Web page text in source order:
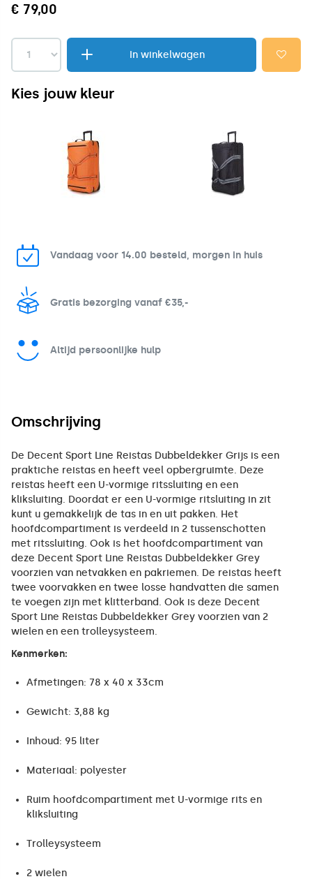
€ 79,00
In winkelwagen
Kies jouw kleur
Vandaag voor 14.00 besteld, morgen in huis
Gratis bezorging vanaf €35,-
Altijd persoonlijke hulp
Omschrijving
De Decent Sport Line Reistas Dubbeldekker Grijs is een
praktiche reistas en heeft veel opbergruimte. Deze
reistas heeft een U-vormige ritssluiting en een
kliksluiting. Doordat er een U-vormige ritsluiting in zit
kunt u gemakkelijk de tas in en uit pakken. Het
hoofdcompartiment is verdeeld in 2 tussenschotten
met ritssluiting. Ook is het hoofdcompartiment van
deze Decent Sport Line Reistas Dubbeldekker Grey
voorzien van netvakken en pakriemen. De reistas heeft
twee voorvakken en twee losse handvatten die samen
te voegen zijn met klitterband. Ook is deze Decent
Sport Line Reistas Dubbeldekker Grey voorzien van 2
wielen en een trolleysysteem.
Kenmerken:
Afmetingen: 78 x 40 x 33cm
Gewicht: 3,88 kg
Inhoud: 95 liter
Materiaal: polyester
Ruim hoofdcompartiment met U-vormige rits en
kliksluiting
Trolleysysteem
2 wielen